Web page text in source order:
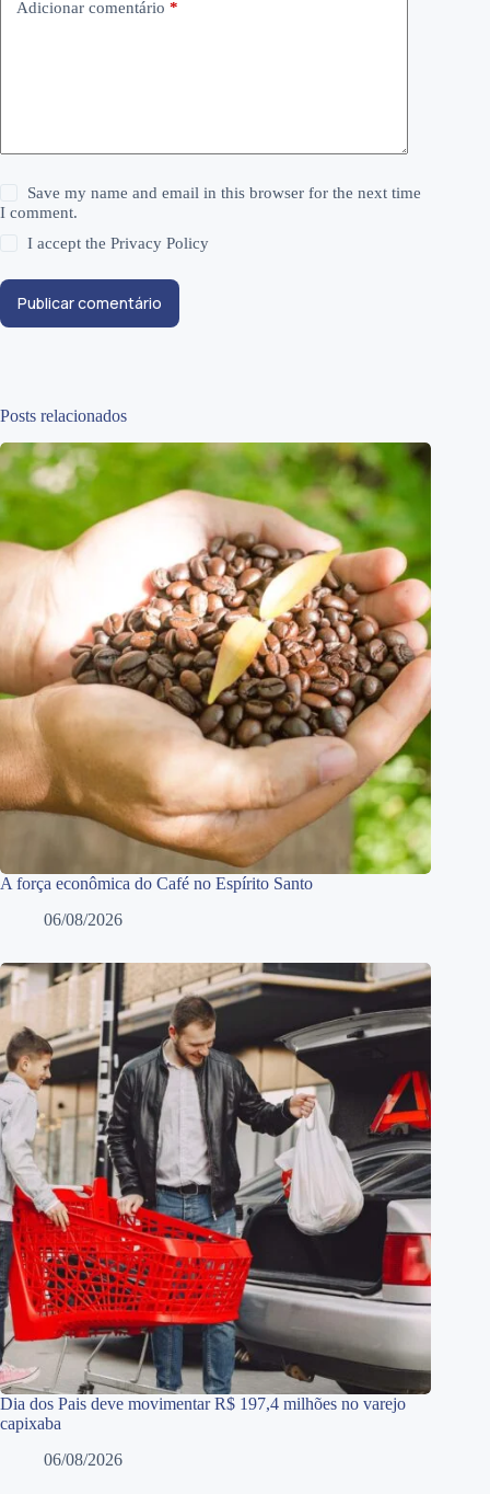
Adicionar comentário *
Save my name and email in this browser for the next time
I comment.
I accept thePrivacy Policy
Publicar comentário
Posts relacionados
A força econômica do Café no Espírito Santo
06/08/2026
Dia dos Pais deve movimentar R$ 197,4 milhões no varejo
capixaba
06/08/2026